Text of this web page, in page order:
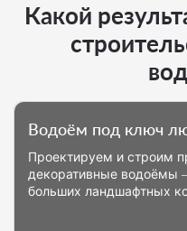
Какой
Водоём под ключ
Проектируем и строим
декоративные водоёмы
больших ландшафтных